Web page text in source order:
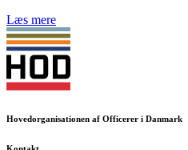
Læs mere
Hovedorganisationen af Officerer i Danmark